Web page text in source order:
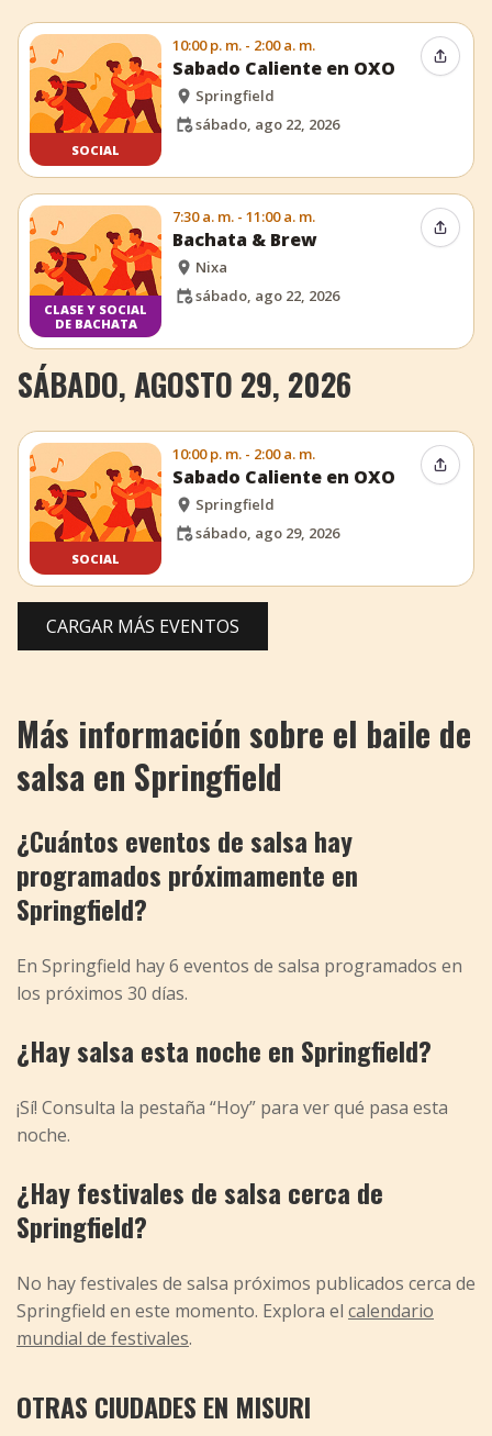
SOCIAL
10:00 p. m. - 2:00 a. m.
Sabado Caliente en OXO
Springfield
sábado, ago 22, 2026
CLASE Y SOCIAL
DE BACHATA
7:30 a. m. - 11:00 a. m.
Bachata & Brew
Nixa
sábado, ago 22, 2026
SÁBADO, AGOSTO 29, 2026
SOCIAL
10:00 p. m. - 2:00 a. m.
Sabado Caliente en OXO
Springfield
sábado, ago 29, 2026
CARGAR MÁS EVENTOS
Más información sobre el baile de
salsa en Springfield
¿Cuántos eventos de salsa hay
programados próximamente en
Springfield?
En Springfield hay 6 eventos de salsa programados en
los próximos 30 días.
¿Hay salsa esta noche en Springfield?
¡Sí! Consulta la pestaña “Hoy” para ver qué pasa esta
noche.
¿Hay festivales de salsa cerca de
Springfield?
No hay festivales de salsa próximos publicados cerca de
Springfield en este momento. Explora el calendario
mundial de festivales.
OTRAS CIUDADES EN MISURI